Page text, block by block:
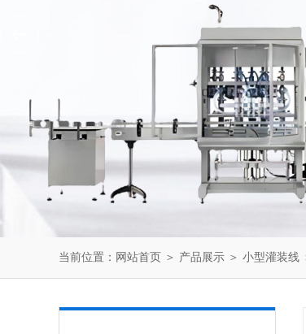
当前位置： 网站首页 ＞ 产品展示 ＞ 小型灌装线